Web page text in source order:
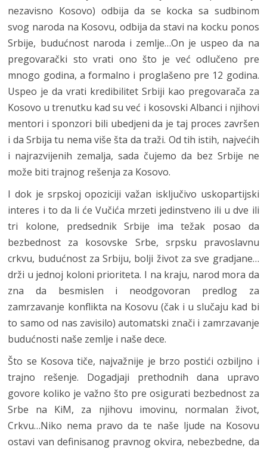
nezavisno Kosovo) odbija da se kocka sa sudbinom
svog naroda na Kosovu, odbija da stavi na kocku ponos
Srbije, budućnost naroda i zemlje…On je uspeo da na
pregovarački sto vrati ono što je već odlučeno pre
mnogo godina, a formalno i proglašeno pre 12 godina.
Uspeo je da vrati kredibilitet Srbiji kao pregovarača za
Kosovo u trenutku kad su već i kosovski Albanci i njihovi
mentori i sponzori bili ubedjeni da je taj proces završen
i da Srbija tu nema više šta da traži. Od tih istih, najvećih
i najrazvijenih zemalja, sada čujemo da bez Srbije ne
može biti trajnog rešenja za Kosovo.
I dok je srpskoj opoziciji važan isključivo uskopartijski
interes i to da li će Vučića mrzeti jedinstveno ili u dve ili
tri kolone, predsednik Srbije ima težak posao da
bezbednost za kosovske Srbe, srpsku pravoslavnu
crkvu, budućnost za Srbiju, bolji život za sve gradjane…
drži u jednoj koloni prioriteta. I na kraju, narod mora da
zna da besmislen i neodgovoran predlog za
zamrzavanje konflikta na Kosovu (čak i u slučaju kad bi
to samo od nas zavisilo) automatski znači i zamrzavanje
budućnosti naše zemlje i naše dece.
Što se Kosova tiče, najvažnije je brzo postići ozbiljno i
trajno rešenje. Dogadjaji prethodnih dana upravo
govore koliko je važno što pre osigurati bezbednost za
Srbe na KiM, za njihovu imovinu, normalan život,
Crkvu…Niko nema pravo da te naše ljude na Kosovu
ostavi van definisanog pravnog okvira, nebezbedne, da